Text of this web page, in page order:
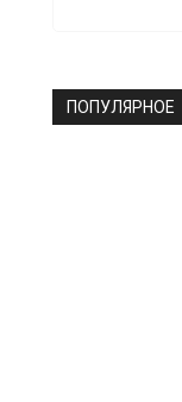
ПОПУЛЯРНОЕ